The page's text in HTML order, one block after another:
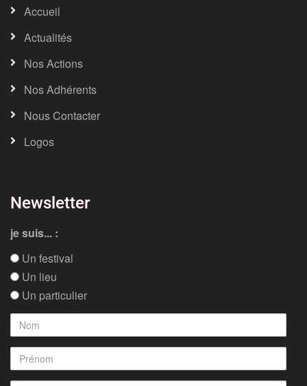
Accueil
Actualités
Nos Actions
Nos Adhérents
Nous Contacter
Logos
Newsletter
je suis... :
Un festival
Un lieu
Un particulier